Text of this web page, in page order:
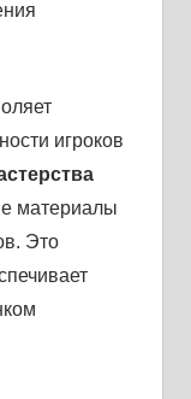
игроков
материалы
Это